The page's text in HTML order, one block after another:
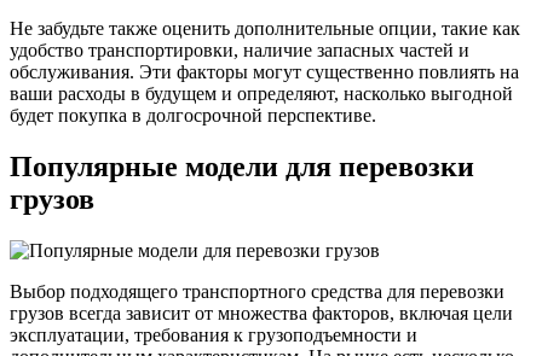
Не забудьте также оценить дополнительные опции, такие как
удобство транспортировки, наличие запасных частей и
обслуживания. Эти факторы могут существенно повлиять на
ваши расходы в будущем и определяют, насколько выгодной
будет покупка в долгосрочной перспективе.
Популярные модели для перевозки
грузов
Выбор подходящего транспортного средства для перевозки
грузов всегда зависит от множества факторов, включая цели
эксплуатации, требования к грузоподъемности и